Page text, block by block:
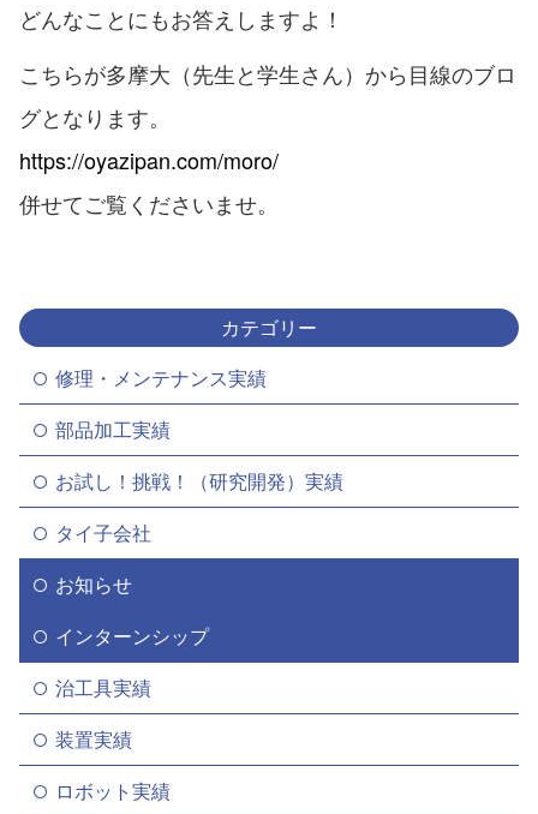
どんなことにもお答えしますよ！
こちらが多摩大（先生と学生さん）から目線のブロ
グとなります。
https://oyazipan.com/moro/
併せてご覧くださいませ。
カテゴリー
修理・メンテナンス実績
部品加工実績
お試し！挑戦！（研究開発）実績
タイ子会社
お知らせ
インターンシップ
治工具実績
装置実績
ロボット実績